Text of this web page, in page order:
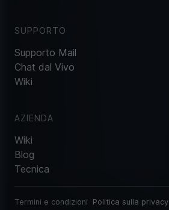
SUPPORTO
Supporto Mail
Chat dal Vivo
Wiki
AZIENDA
Wiki
Blog
Tecnica
Termini e condizioni Politica sulla privacy